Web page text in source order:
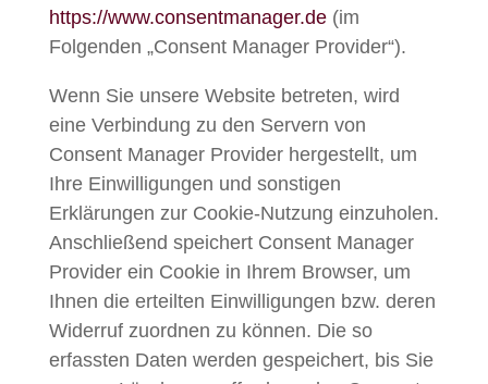
https://www.consentmanager.de(im
Folgenden „Consent Manager Provider“).
Wenn Sie unsere Website betreten, wird
eine Verbindung zu den Servern von
Consent Manager Provider hergestellt, um
Ihre Einwilligungen und sonstigen
Erklärungen zur Cookie-Nutzung einzuholen.
Anschließend speichert Consent Manager
Provider ein Cookie in Ihrem Browser, um
Ihnen die erteilten Einwilligungen bzw. deren
Widerruf zuordnen zu können. Die so
erfassten Daten werden gespeichert, bis Sie